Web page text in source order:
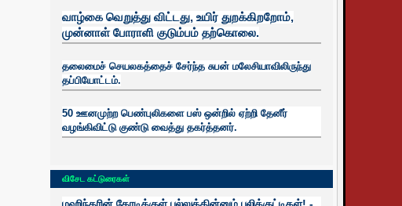
வாழ்கை வெறுத்து விட்டது, உயிர் துறக்கிறறோம்,
முன்னாள் போராளி குடும்பம் தற்கொலை.
தலைமைச் செயலகத்தைச் சேர்ந்த சுபன் மலேசியாவிலிருந்து
தப்பியோட்டம்.
50 ஊனமுற்ற பெண்புலிகளை பஸ் ஒன்றில் ஏற்றி தேனீர்
வழங்கிவிட்டு குண்டு வைத்து தகர்த்தனர்.
விசேட கட்டுரைகள்